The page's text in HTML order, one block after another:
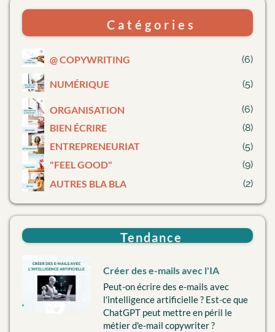
Catégories
@ COPYWRITING (6)
NUMÉRIQUE (5)
ORGANISATION
(6)
BIEN ÉCRIRE
(8)
ENTREPRENEURIAT
(5)
"FEEL GOOD"
(9)
AUTRES BLA BLA
(2)
Tendance
Créer des e-mails avec l'IA
Peut-on écrire des e-mails avec
l'intelligence artificielle ? Est-ce que
ChatGPT peut mettre en péril le
métier d'e-mail copywriter ?